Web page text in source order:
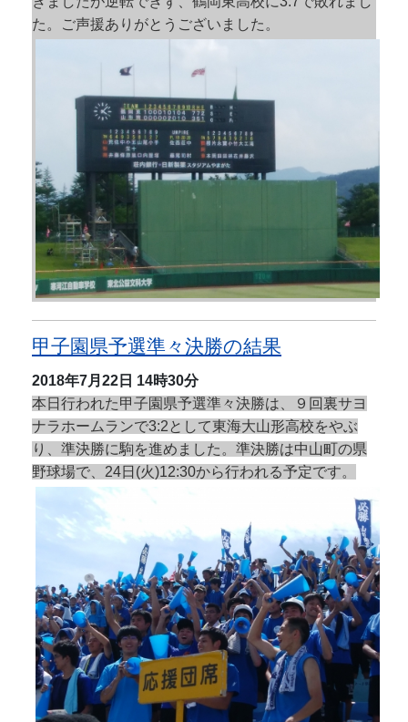
た。ご声援ありがとうございました。
甲子園県予選準々決勝の結果
2018年7月22日 14時30分
本日行われた甲子園県予選準々決勝は、９回裏サヨ
ナラホームランで3:2として東海大山形高校をやぶ
り、準決勝に駒を進めました。準決勝は中山町の県
野球場で、24日(火)12:30から行われる予定です。